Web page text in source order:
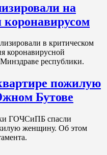
на
коронавирусом
в критическом
коронавирусной
республики.
пожилую
Бутове
ГОЧСиПБ спасли
женщину. Об этом